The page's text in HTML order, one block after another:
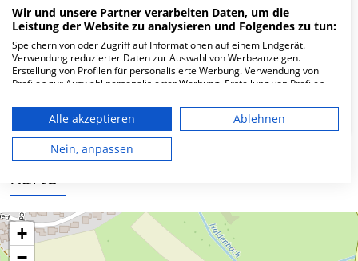
Weilerstr. 8
73434 Aalen
Wie ist die Telefonnummer von ÄRZTE vorOrt
Karte
+
Wir und unsere Partner verarbeiten Daten, um die
Leistung der Website zu analysieren und Folgendes zu tun:
Speichern von oder Zugriff auf Informationen auf einem Endgerät.
Verwendung reduzierter Daten zur Auswahl von Werbeanzeigen.
Erstellung von Profilen für personalisierte Werbung. Verwendung von
Profilen zur Auswahl personalisierter Werbung. Erstellung von Profilen
personalisierter Inhalte. Messung der Werbeleistung. Messung der
Performance von Inhalten. Analyse von Zielgruppen durch Statistiken
oder Kombinationen von Daten aus verschiedenen Quellen. Entwicklung
und Verbesserung der Angebote. Verwendung reduzierter Daten zur
Auswahl von Inhalten.
die USA gesendet werden.
Website/App.
Partnerliste anzeigen (1 IAB-Anbieter)
Wir nutzen Ihre Daten für folgende Zwecke:
Alle akzeptieren
Ablehnen
Nein, anpassen